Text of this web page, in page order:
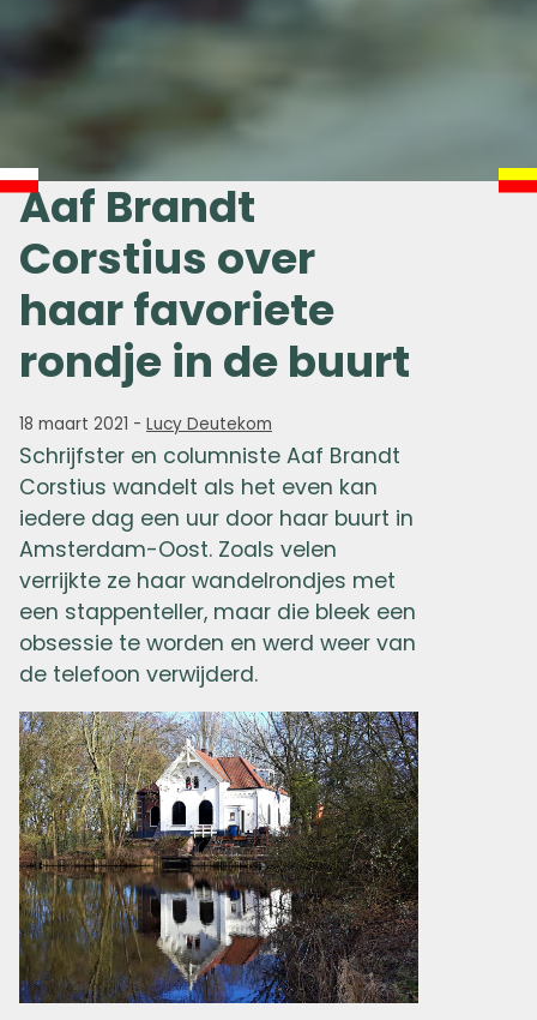
Aaf Brandt
Corstius over
haar favoriete
rondje in de buurt
18 maart 2021 - Lucy Deutekom
Schrijfster en columniste Aaf Brandt
Corstius wandelt als het even kan
iedere dag een uur door haar buurt in
Amsterdam-Oost. Zoals velen
verrijkte ze haar wandelrondjes met
een stappenteller, maar die bleek een
obsessie te worden en werd weer van
de telefoon verwijderd.